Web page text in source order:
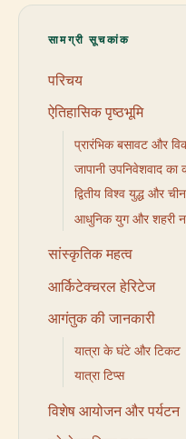
सामग्री सूचकांक
परिचय
ऐतिहासिक पृष्ठभूमि
प्रारंभिक बसावट और
जापानी उपनिवेशवाद
द्वितीय विश्व युद्ध और
आधुनिक युग और शहरी
सांस्कृतिक महत्व
आर्किटेक्चरल हेरिटेज
आगंतुक की जानकारी
यात्रा के घंटे और टिकट
यात्रा टिप्स
विशेष आयोजन और पर्यटन